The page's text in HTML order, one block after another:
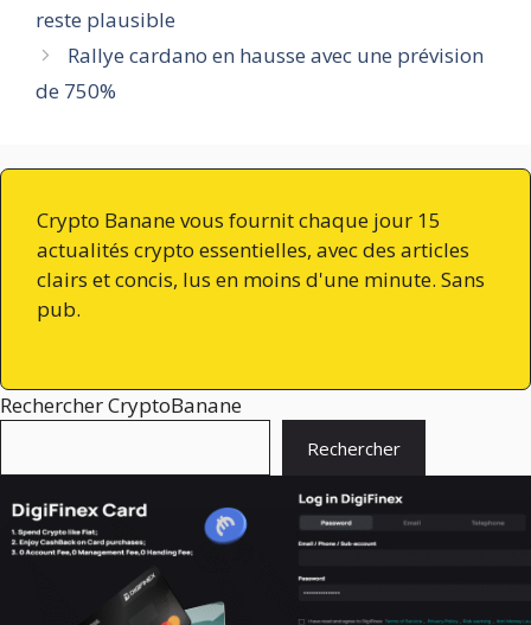
reste plausible
Rallye cardano en hausse avec une prévision
de 750%
Crypto Banane vous fournit chaque jour 15
actualités crypto essentielles, avec des articles
clairs et concis, lus en moins d'une minute. Sans
pub.
Rechercher CryptoBanane
Rechercher